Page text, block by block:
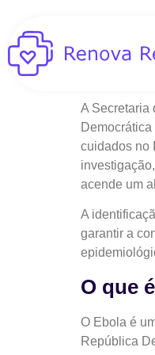
A Secretaria
cuidados no
acende um
A
garantir a
O que
O Ebola é
República